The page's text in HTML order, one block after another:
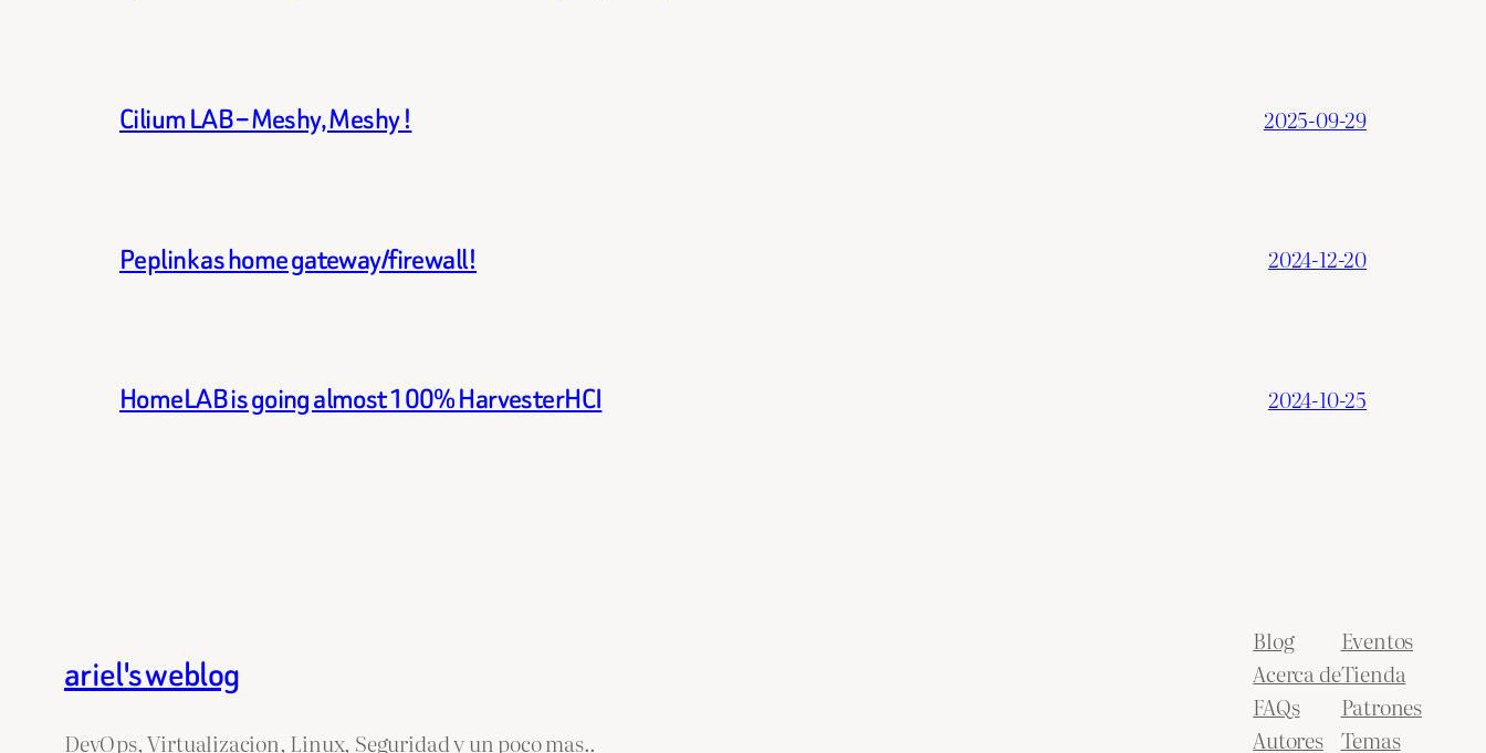
Cilium LAB – Meshy, Meshy ! 2025-09-29
Peplink as home gateway/firewall! 2024-12-20
HomeLAB is going almost 100% HarvesterHCI 2024-10-25
ariel's weblog
DevOps, Virtualizacion, Linux, Seguridad y un poco mas..
Blog
Acerca de
FAQs
Autores
Eventos
Tienda
Patrones
Temas